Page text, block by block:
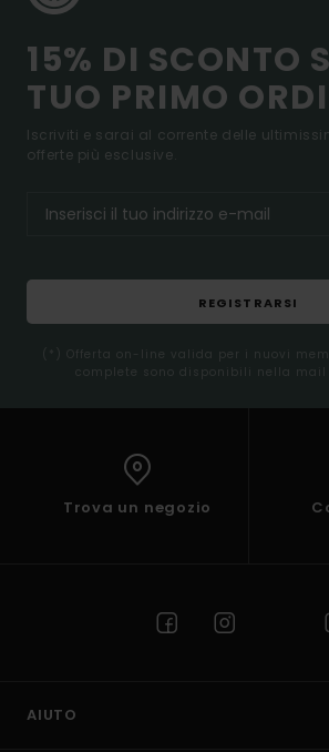
15% DI SCONTO
TUO PRIMO
Iscriviti e sarai al corrente delle
offerte più esclusive.
REGISTRARSI
(*) Offerta on-line valida per i nuovi
complete sono disponibili nella mail
Trova un negozio
AIUTO